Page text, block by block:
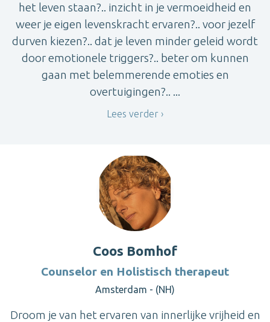
het leven staan?.. inzicht in je vermoeidheid en
weer je eigen levenskracht ervaren?.. voor jezelf
durven kiezen?.. dat je leven minder geleid wordt
door emotionele triggers?.. beter om kunnen
gaan met belemmerende emoties en
overtuigingen?.. ...
Lees verder
Coos Bomhof
Counselor en Holistisch therapeut
Amsterdam - (NH)
Droom je van het ervaren van innerlijke vrijheid en